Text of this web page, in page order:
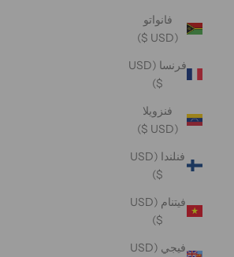
فانواتو
(USD $)
فرنسا (USD
$)
فنزويلا
(USD $)
فنلندا (USD
$)
فيتنام (USD
$)
فيجي (USD